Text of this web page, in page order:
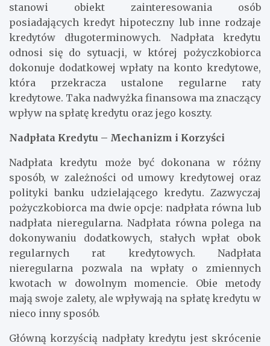
stanowi obiekt zainteresowania osób
posiadających kredyt hipoteczny lub inne rodzaje
kredytów długoterminowych. Nadpłata kredytu
odnosi się do sytuacji, w której pożyczkobiorca
dokonuje dodatkowej wpłaty na konto kredytowe,
która przekracza ustalone regularne raty
kredytowe. Taka nadwyżka finansowa ma znaczący
wpływ na spłatę kredytu oraz jego koszty.
Nadpłata Kredytu – Mechanizm i Korzyści
Nadpłata kredytu może być dokonana w różny
sposób, w zależności od umowy kredytowej oraz
polityki banku udzielającego kredytu. Zazwyczaj
pożyczkobiorca ma dwie opcje: nadpłata równa lub
nadpłata nieregularna. Nadpłata równa polega na
dokonywaniu dodatkowych, stałych wpłat obok
regularnych rat kredytowych. Nadpłata
nieregularna pozwala na wpłaty o zmiennych
kwotach w dowolnym momencie. Obie metody
mają swoje zalety, ale wpływają na spłatę kredytu w
nieco inny sposób.
Główną korzyścią nadpłaty kredytu jest skrócenie